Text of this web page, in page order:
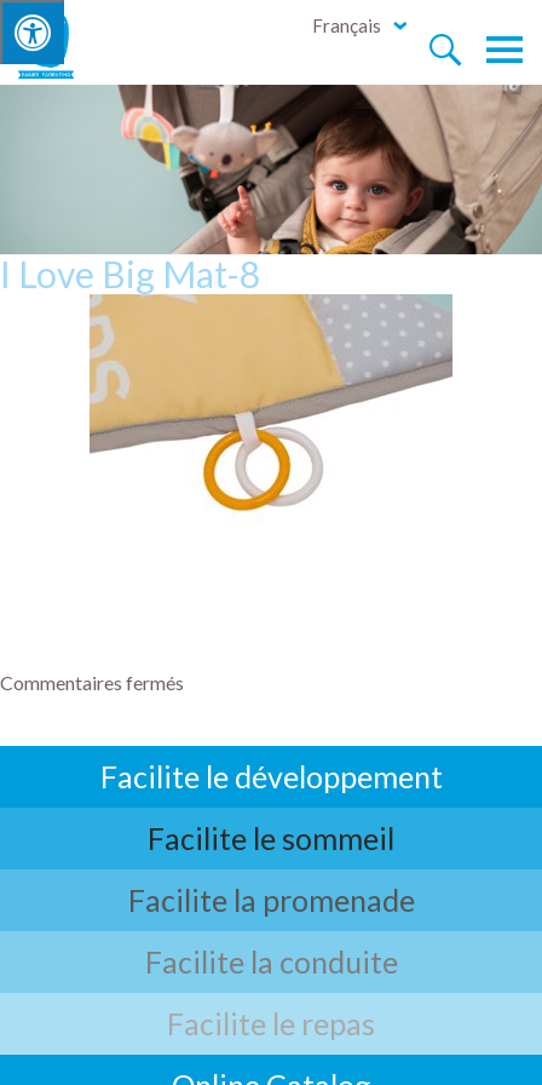


Français
I Love Big Mat-8
Commentaires fermés
Facilite le développement
Facilite le sommeil
Facilite la promenade
Facilite la conduite
Facilite le repas